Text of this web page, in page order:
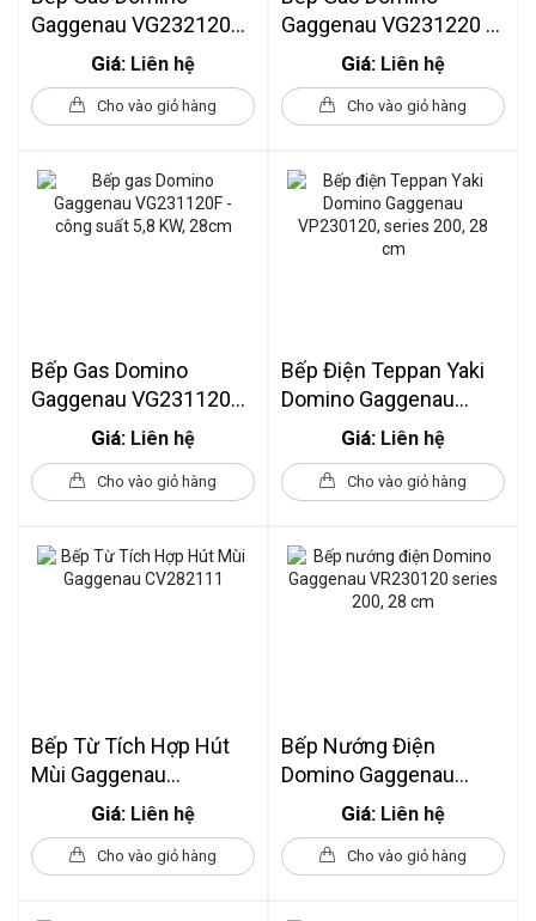
Gaggenau VG232120F
Series 200 2 Vùng Nấu
Giá: Liên hệ
Cho vào giỏ hàng
Gaggenau VG231220 -
Công Suất 6 KW, 28cm
Giá: Liên hệ
Cho vào giỏ hàng
Bếp Gas Domino
Gaggenau VG231120F -
Công Suất 5,8 KW,
Giá: Liên hệ
Cho vào giỏ hàng
Bếp Điện Teppan Yaki
Domino Gaggenau
VP230120, Series 200,
Giá: Liên hệ
Cho vào giỏ hàng
Bếp Từ Tích Hợp Hút
Mùi Gaggenau
CV282111
Giá: Liên hệ
Cho vào giỏ hàng
Bếp Nướng Điện
Domino Gaggenau
VR230120 Series 200,
28 Cm
Giá: Liên hệ
Cho vào giỏ hàng